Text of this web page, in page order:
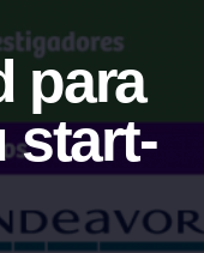
para
start-